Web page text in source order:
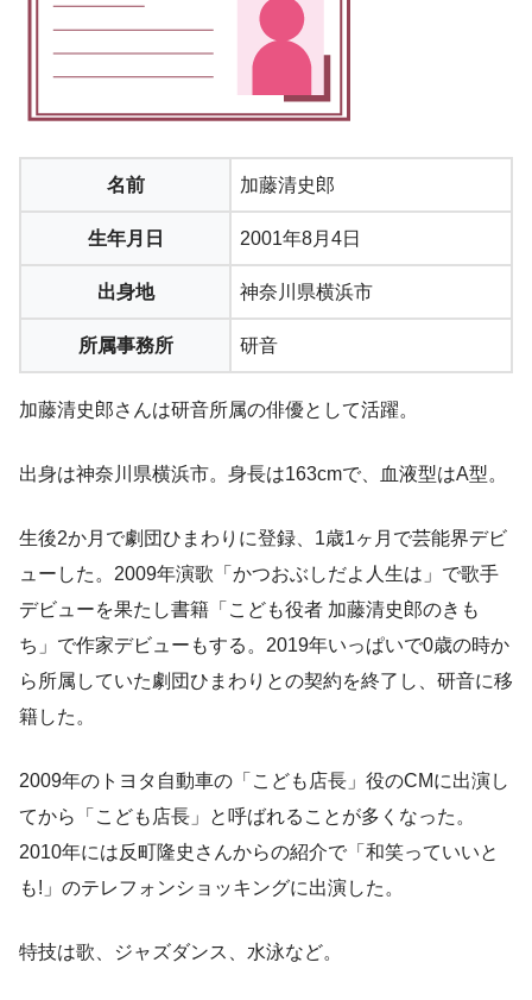
名前 加藤清史郎
生年月日 2001年8月4日
出身地 神奈川県横浜市
所属事務所 研音
加藤清史郎さんは研音所属の俳優として活躍。
出身は神奈川県横浜市。身長は163cmで、血液型はA型。
生後2か月で劇団ひまわりに登録、1歳1ヶ月で芸能界デビ
ューした。2009年演歌「かつおぶしだよ人生は」で歌手
デビューを果たし書籍「こども役者 加藤清史郎のきも
ち」で作家デビューもする。2019年いっぱいで0歳の時か
ら所属していた劇団ひまわりとの契約を終了し、研音に移
籍した。
2009年のトヨタ自動車の「こども店長」役のCMに出演し
てから「こども店長」と呼ばれることが多くなった。
2010年には反町隆史さんからの紹介で「和笑っていいと
も!」のテレフォンショッキングに出演した。
特技は歌、ジャズダンス、水泳など。